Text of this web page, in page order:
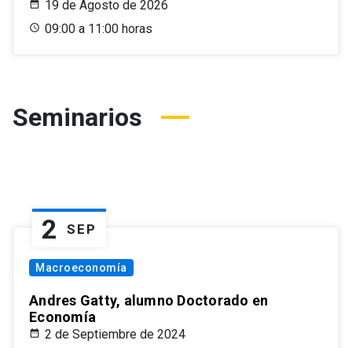
19 de Agosto de 2026
09:00 a 11:00 horas
Seminarios
2 SEP
Macroeconomía
Andres Gatty, alumno Doctorado en
Economía
2 de Septiembre de 2024